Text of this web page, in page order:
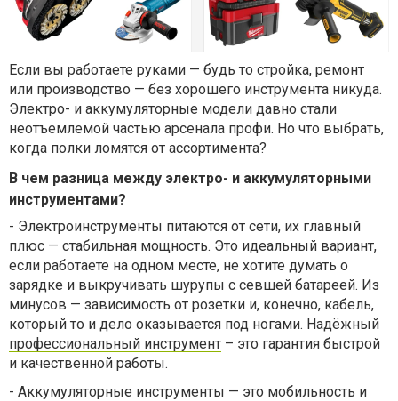
Если вы работаете руками — будь то стройка, ремонт
или производство — без хорошего инструмента никуда.
Электро- и аккумуляторные модели давно стали
неотъемлемой частью арсенала профи. Но что выбрать,
когда полки ломятся от ассортимента?
В чем разница между электро- и аккумуляторными
инструментами?
- Электроинструменты питаются от сети, их главный
плюс — стабильная мощность. Это идеальный вариант,
если работаете на одном месте, не хотите думать о
зарядке и выкручивать шурупы с севшей батареей. Из
минусов — зависимость от розетки и, конечно, кабель,
который то и дело оказывается под ногами. Надёжный
профессиональный инструмент – это гарантия быстрой
и качественной работы.
- Аккумуляторные инструменты — это мобильность и